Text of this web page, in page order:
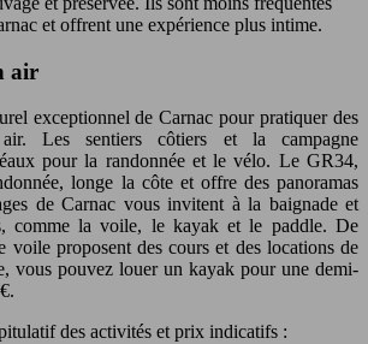
et offrent une expérience plus intime.
air
exceptionnel de Carnac pour pratiquer des
Les sentiers côtiers et la campagne
pour la randonnée et le vélo. Le GR34,
longe la côte et offre des panoramas
de Carnac vous invitent à la baignade et
comme la voile, le kayak et le paddle. De
voile proposent des cours et des locations de
vous pouvez louer un kayak pour une demi-
des activités et prix indicatifs :